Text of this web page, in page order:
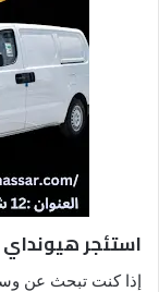
استئجر هيونداي H1 للمطار
إذا كنت تبحث عن